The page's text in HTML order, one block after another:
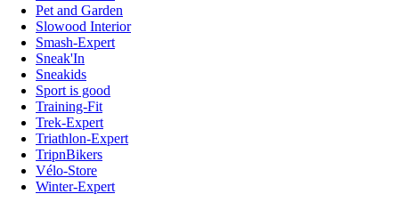
Pet and Garden
Slowood Interior
Smash-Expert
Sneak'In
Sneakids
Sport is good
Training-Fit
Trek-Expert
Triathlon-Expert
TripnBikers
Vélo-Store
Winter-Expert